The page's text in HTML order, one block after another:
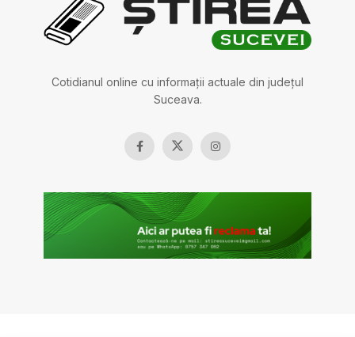
Cotidianul online cu informații actuale din județul
Suceava.